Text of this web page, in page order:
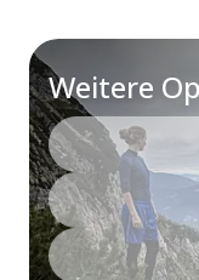
Weitere